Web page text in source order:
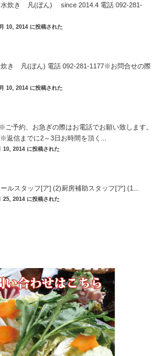
水炊き 凡(ぼん) since 2014.4 電話 092-281-
10, 2014 に投稿された
炊き 凡(ぼん) 電話 092-281-1177※お問合せの際
10, 2014 に投稿された
※ご予約、お急ぎの際はお電話でお願い致します。
返信までに2～3日お時間を頂く...
10, 2014 に投稿された
ルスタッフ[ア] (2)厨房補助スタッフ[ア] (1...
25, 2014 に投稿された